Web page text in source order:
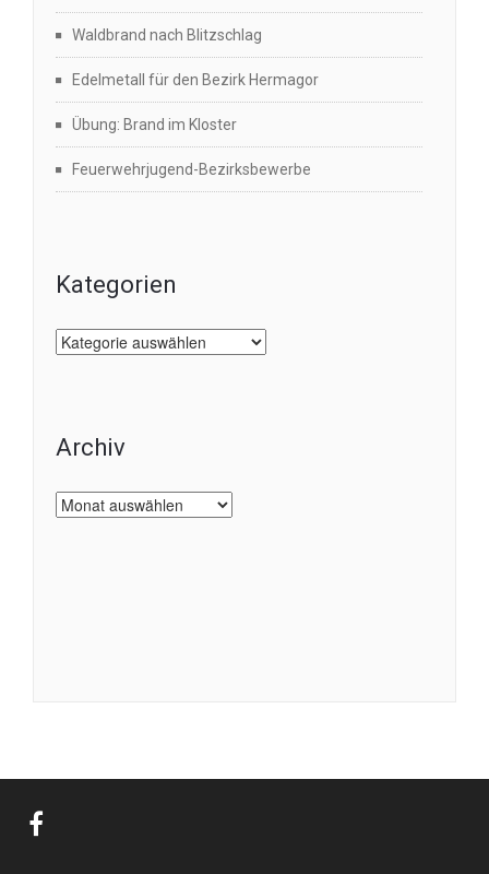
Waldbrand nach Blitzschlag
Edelmetall für den Bezirk Hermagor
Übung: Brand im Kloster
Feuerwehrjugend-Bezirksbewerbe
Kategorien
Kategorien
Archiv
Archiv